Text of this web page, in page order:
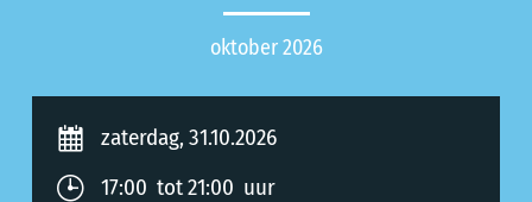
oktober 2026
zaterdag, 31.10.2026
17:00 tot 21:00 uur